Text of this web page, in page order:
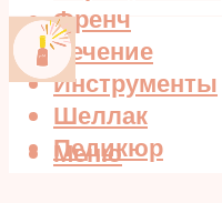
Френч
Лечение
Инструменты
Шеллак
Педикюр
Меню